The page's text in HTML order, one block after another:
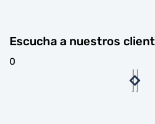
Escucha a nuestros
0